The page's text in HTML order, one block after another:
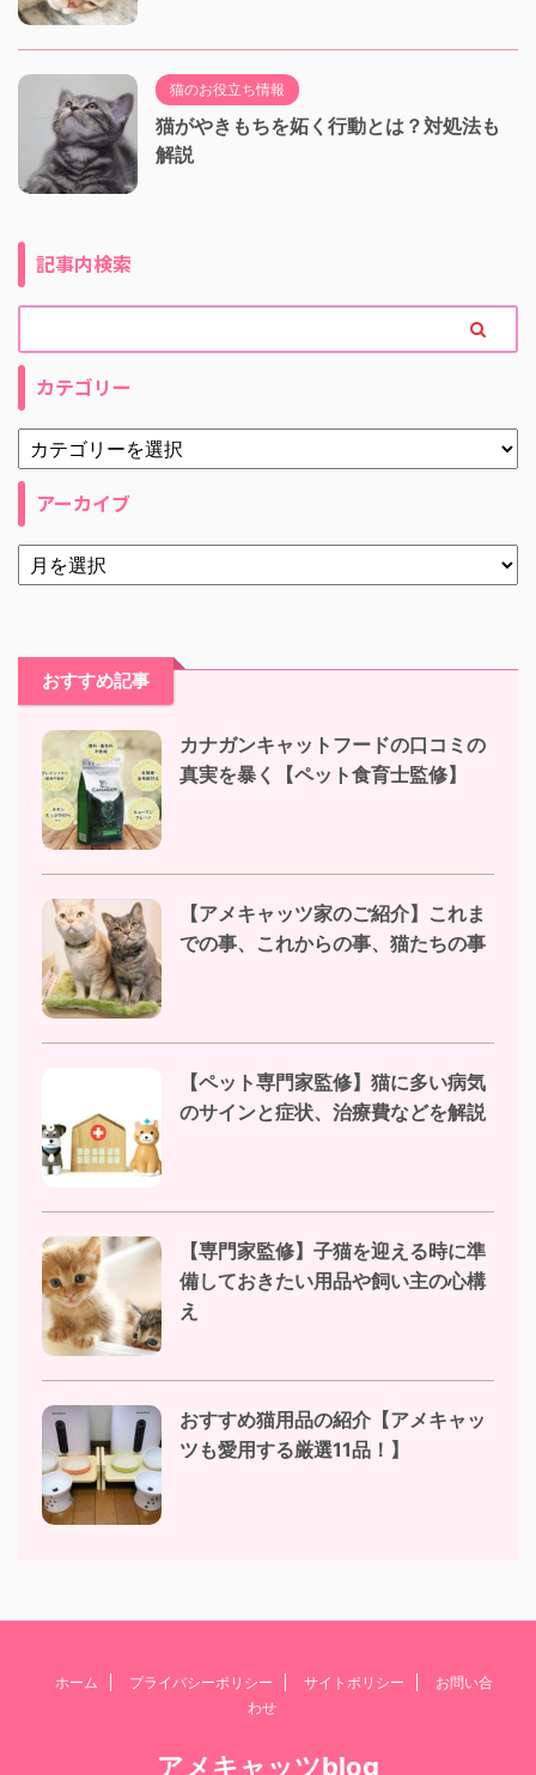
猫のお役立ち情報
猫がやきもちを妬く行動とは？対処法も
解説
記事内検索
カテゴリー
アーカイブ
おすすめ記事
カナガンキャットフードの口コミの
真実を暴く【ペット食育士監修】
【アメキャッツ家のご紹介】これま
での事、これからの事、猫たちの事
【ペット専門家監修】猫に多い病気
のサインと症状、治療費などを解説
【専門家監修】子猫を迎える時に準
備しておきたい用品や飼い主の心構
え
おすすめ猫用品の紹介【アメキャッ
ツも愛用する厳選11品！】
ホーム プライバシーポリシー サイトポリシー
お問い合
わせ
アメキャッツblog